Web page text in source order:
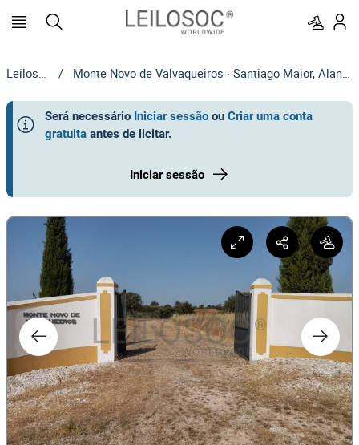
Leilosoc / Monte Novo de Valvaqueiros · Santiago Maior, Alandroal
Será necessário Iniciar sessão ou Criar uma conta
gratuita antes de licitar.
Iniciar sessão